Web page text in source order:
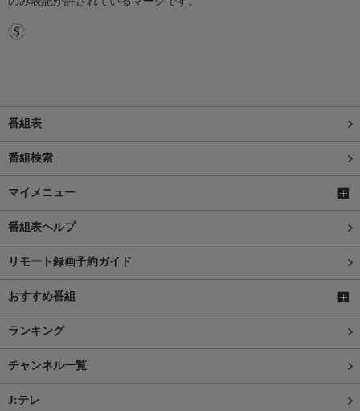
番組表
番組検索
マイメニュー
番組表ヘルプ
リモート録画予約ガイド
おすすめ番組
ランキング
チャンネル一覧
J:テレ